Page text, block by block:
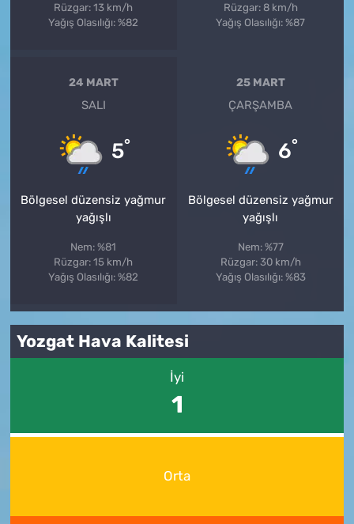
Rüzgar: 13 km/h
Yağış Olasılığı: %82
Rüzgar: 8 km/h
Yağış Olasılığı: %87
24 MART
SALI
5°
Bölgesel düzensiz yağmur
yağışlı
Nem: %81
Rüzgar: 15 km/h
Yağış Olasılığı: %82
25 MART
ÇARŞAMBA
6°
Bölgesel düzensiz yağmur
yağışlı
Nem: %77
Rüzgar: 30 km/h
Yağış Olasılığı: %83
Yozgat Hava Kalitesi
İyi
1
Orta